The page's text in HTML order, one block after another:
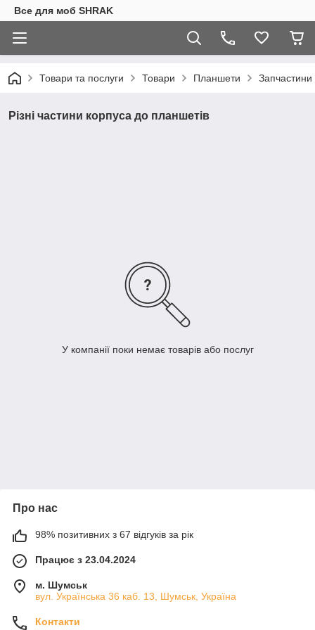
Все для моб SHRAK
Товари та послуги Товари Планшети Запчастини
Різні частини корпуса до планшетів
У компанії поки немає товарів або послуг
Про нас
98% позитивних з 67 відгуків за рік
Працює з 23.04.2024
м. Шумськ
вул. Українська 36 каб. 13, Шумськ, Україна
Контакти